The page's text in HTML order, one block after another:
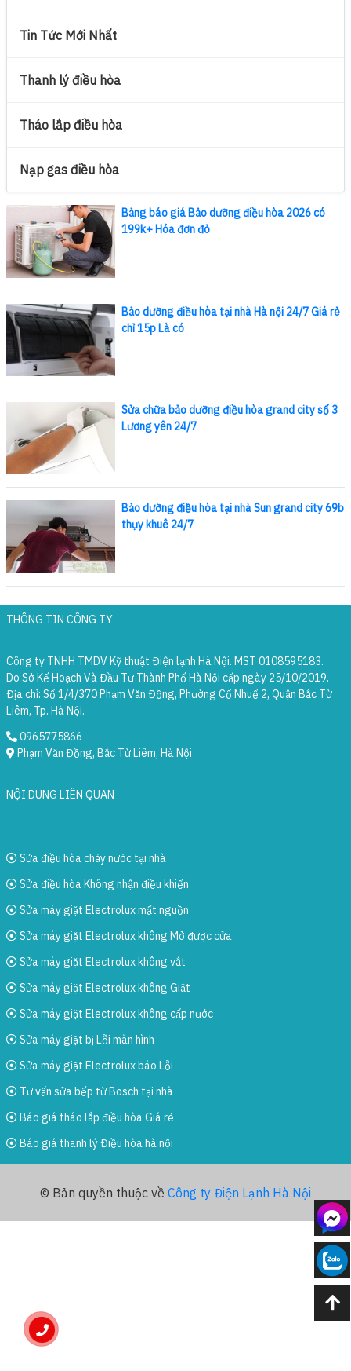
Tin Tức Mới Nhất
Thanh lý điều hòa
Tháo lắp điều hòa
Nạp gas điều hòa
Bảng báo giá Bảo dưỡng điều hòa 2026 có
199k+ Hóa đơn đỏ
Bảo dưỡng điều hòa tại nhà Hà nội 24/7 Giá rẻ
chỉ 15p Là có
Sửa chữa bảo dưỡng điều hòa grand city số 3
Lương yên 24/7
Bảo dưỡng điều hòa tại nhà Sun grand city 69b
thụy khuê 24/7
THÔNG TIN CÔNG TY
Công ty TNHH TMDV Kỹ thuật Điện lạnh Hà Nội. MST 0108595183.
Do Sở Kế Hoạch Và Đầu Tư Thành Phố Hà Nội cấp ngày 25/10/2019.
Địa chỉ: Số 1/4/370 Phạm Văn Đồng, Phường Cổ Nhuế 2, Quận Bắc Từ
Liêm, Tp. Hà Nội.
0965775866
Phạm Văn Đồng, Bắc Từ Liêm, Hà Nội
NỘI DUNG LIÊN QUAN
Sửa điều hòa chảy nước tại nhà
Sửa điều hòa Không nhận điều khiển
Sửa máy giặt Electrolux mất nguồn
Sửa máy giặt Electrolux không Mở được cửa
Sửa máy giặt Electrolux không vắt
Sửa máy giặt Electrolux không Giặt
Sửa máy giặt Electrolux không cấp nước
Sửa máy giặt bị Lỗi màn hình
Sửa máy giặt Electrolux báo Lỗi
Tư vấn sửa bếp từ Bosch tại nhà
Báo giá tháo lắp điều hòa Giá rẻ
Báo giá thanh lý Điều hòa hà nội
© Bản quyền thuộc về Công ty Điện Lạnh Hà Nội